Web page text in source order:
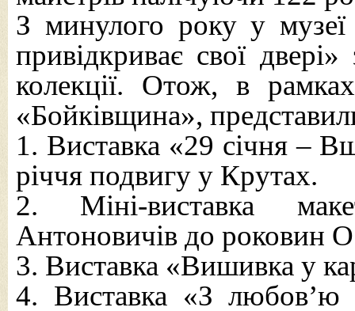
З минулого року у музеї
привідкриває свої
колекції. Отож, в
«Бойківщина»,
1. Виставка «29 січня –
річчя подвигу у Крутах.
2. Міні-виставка
Антоновичів до роковин
3. Виставка «Вишивка у
4. Виставка «З любов’ю